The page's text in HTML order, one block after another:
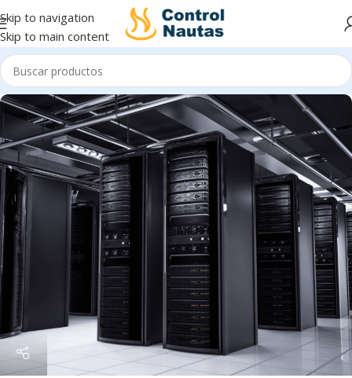
Skip to navigation
Skip to main content